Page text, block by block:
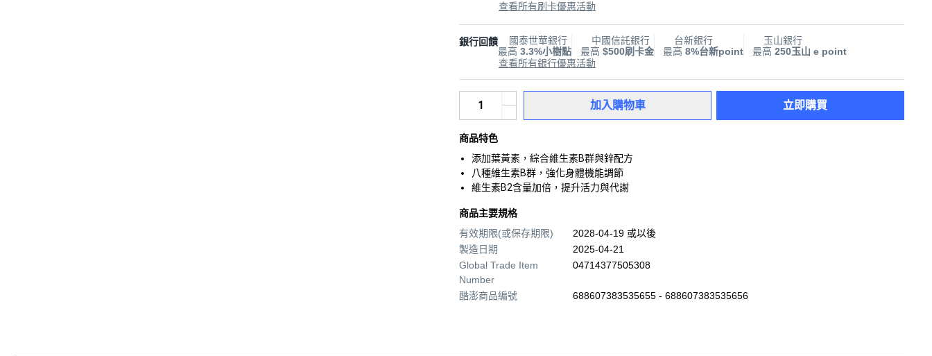
查看所有刷卡優惠活動
銀行回饋
國泰世華銀行
最高 3.3%小樹點
中國信託銀行
最高 $500刷卡金
台新銀行
最高 8%台新point
玉山銀行
最高 250玉山 e point
查看所有銀行優惠活動
加入購物車 立即購買
商品特色
添加葉黃素，綜合維生素B群與鋅配方
八種維生素B群，強化身體機能調節
維生素B2含量加倍，提升活力與代謝
商品主要規格
有效期限(或保存期限)
2028-04-19 或以後
製造日期
2025-04-21
Global Trade Item
Number
04714377505308
酷澎商品編號 688607383535655 - 688607383535656